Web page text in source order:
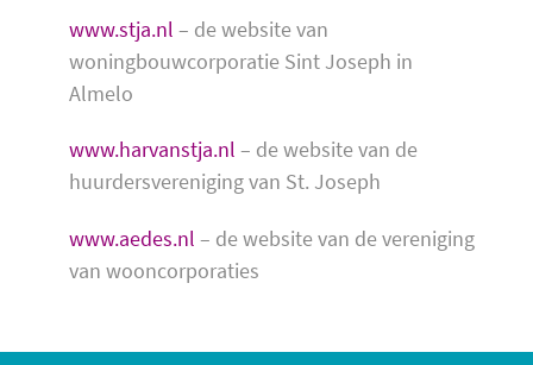
www.stja.nl – de website van
woningbouwcorporatie Sint Joseph in
Almelo
www.harvanstja.nl – de website van de
huurdersvereniging van St. Joseph
www.aedes.nl – de website van de vereniging
van wooncorporaties